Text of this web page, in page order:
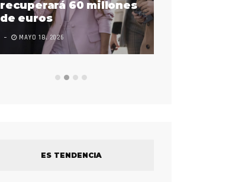
recuperará 60 millones
de euros
MAYO 18, 2026
ES TENDENCIA